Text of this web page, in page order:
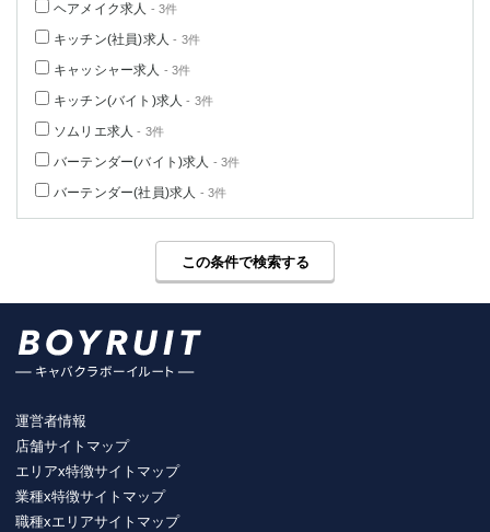
ヘアメイク求人 - 3件
キッチン(社員)求人 - 3件
キャッシャー求人 - 3件
キッチン(バイト)求人 - 3件
ソムリエ求人 - 3件
バーテンダー(バイト)求人 - 3件
バーテンダー(社員)求人 - 3件
この条件で検索する
運営者情報
店舗サイトマップ
エリアx特徴サイトマップ
業種x特徴サイトマップ
職種xエリアサイトマップ